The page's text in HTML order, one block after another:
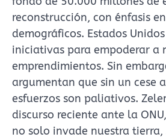
reconstrucción, con énfasis
demográficos. Estados
iniciativas para empoderar a
emprendimientos. Sin
argumentan que sin un cese
esfuerzos son paliativos.
discurso reciente ante la
no solo invade nuestra tierra,